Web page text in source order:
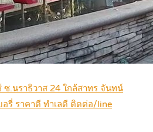
ซ.นราธิวาส 24 ใกล้สาทร จันทน์
อรี่ ราคาดี ทำเลดี ติดต่อ/line